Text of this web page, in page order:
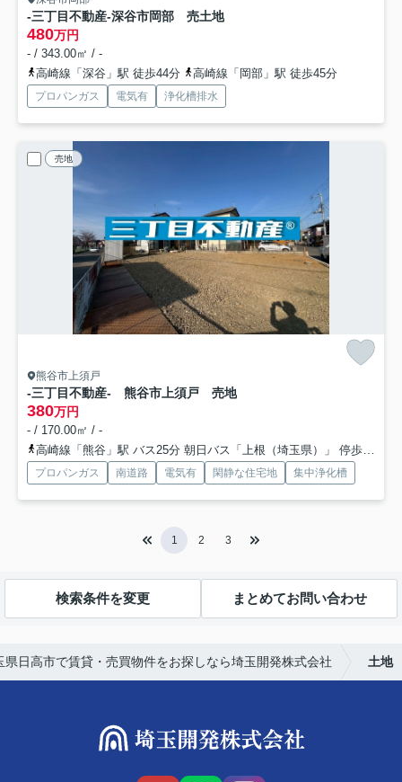
-三丁目不動産-深谷市岡部 売土地
480万円
- / 343.00㎡ / -
高崎線「深谷」駅 徒歩44分
高崎線「岡部」駅 徒歩45分
プロパンガス 電気有 浄化槽排水
売地
熊谷市上須戸
-三丁目不動産- 熊谷市上須戸 売地
380万円
- / 170.00㎡ / -
高崎線「熊谷」駅 バス25分 朝日バス「上根（埼玉県）」 停歩30分車26分 9.4km
プロパンガス 南道路 電気有 閑静な住宅地 集中浄化槽
1 2 3
検索条件を変更 まとめてお問い合わせ
県日高市で賃貸・売買物件をお探しなら埼玉開発株式会社 土地